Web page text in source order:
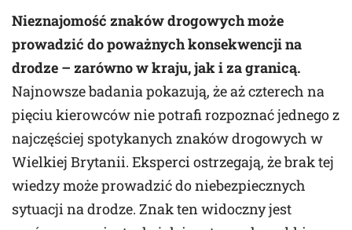
Nieznajomość znaków drogowych może
prowadzić do poważnych konsekwencji na
drodze – zarówno w kraju, jak i za granicą.
Najnowsze badania pokazują, że aż czterech na
pięciu kierowców nie potrafi rozpoznać jednego z
najczęściej spotykanych znaków drogowych w
Wielkiej Brytanii. Eksperci ostrzegają, że brak tej
wiedzy może prowadzić do niebezpiecznych
sytuacji na drodze. Znak ten widoczny jest